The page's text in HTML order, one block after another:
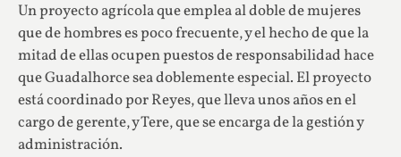
Un proyecto agrícola que emplea al doble de mujeres
que de hombres es poco frecuente, y el hecho de que la
mitad de ellas ocupen puestos de responsabilidad hace
que Guadalhorce sea doblemente especial. El proyecto
está coordinado por Reyes, que lleva unos años en el
cargo de gerente, y Tere, que se encarga de la gestión y
administración.